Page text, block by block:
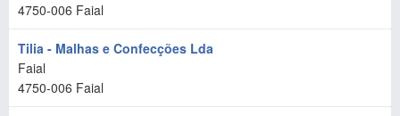
4750-006 Faial
Tilia - Malhas e Confecções Lda
Faial
4750-006 Faial